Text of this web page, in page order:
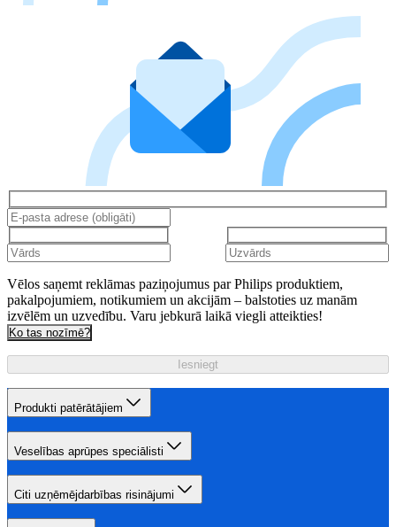
Vēlos saņemt reklāmas paziņojumus par Philips produktiem,
pakalpojumiem, notikumiem un akcijām – balstoties uz manām
izvēlēm un uzvedību. Varu jebkurā laikā viegli atteikties!
Ko tas nozīmē?
Iesniegt
Produkti patērātājiem
Veselības aprūpes speciālisti
Citi uzņēmējdarbības risinājumi